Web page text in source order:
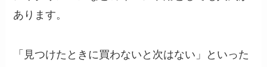
あります。
「見つけたときに買わないと次はない」といった